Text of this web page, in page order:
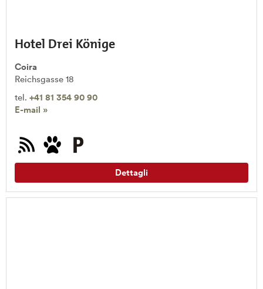
Hotel Drei Könige
Coira
Reichsgasse 18
tel. +41 81 354 90 90
E-mail »
Dettagli